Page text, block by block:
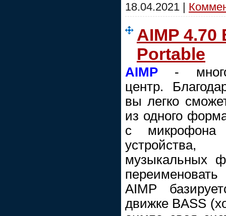
18.04.2021 |
AIMP 4.70
Portable
AIMP -
центр.
вы легко
из одного
с микрофона
устройства,
музыкальных
AIMP
движке BASS